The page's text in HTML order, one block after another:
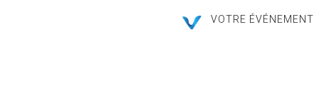
VOTRE ÉVÉNEMENT